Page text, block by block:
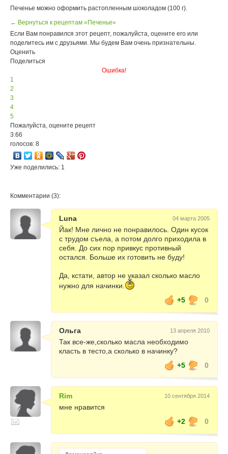
Печенье можно оформить растопленным шоколадом (100 г).
← Вернуться к рецептам «Печенье»
Если Вам понравился этот рецепт, пожалуйста, оцените его или
поделитесь им с друзьями. Мы будем Вам очень признательны.
Оценить
Поделиться
Ошибка!
1
2
3
4
5
Пожалуйста, оцените рецепт
3.66
голосов: 8
Уже поделились: 1
Комментарии (3):
Luna 04 марта 2005
Йак! Мне лично не понравилось. Один кусок
с трудом съела, а потом долго приходила в
себя. До сих пор привкус противный
остался. Больше их готовить не буду!
Да, кстати, автор не указал сколько масло
нужно для начинки.
+5
0
Ольга 13 апреля 2010
Так все-же,сколько масла необходимо
класть в тесто,а сколько в начинку?
+5
0
Rim 10 сентября 2014
мне нравится
+2
0